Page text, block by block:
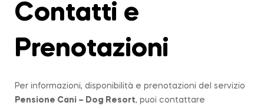
Contatti e
Prenotazioni
Per informazioni, disponibilità e prenotazioni del servizio
Pensione Cani – Dog Resort, puoi contattare